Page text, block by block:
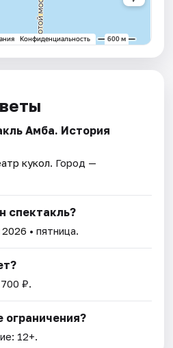
Амба. История
кукол. Город —
спектакль?
• пятница.
₽.
ограничения?
12+.